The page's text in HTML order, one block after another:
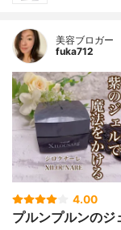
美容ブロガー
fuka712
4.00
プルンプルンのジ